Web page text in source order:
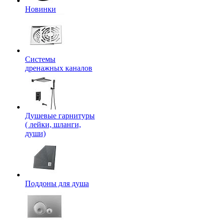
Новинки
Системы
дренажных каналов
Душевые гарнитуры
( лейки, шланги,
души)
Поддоны для душа